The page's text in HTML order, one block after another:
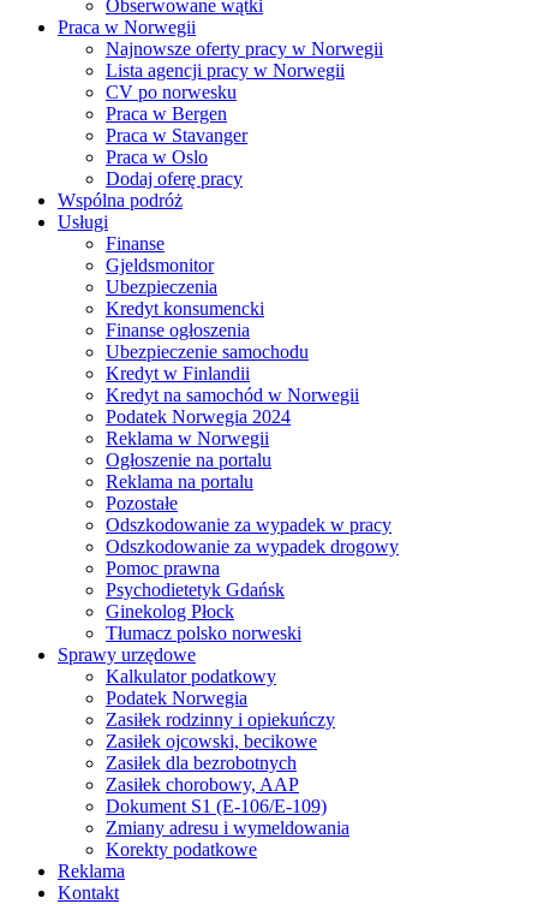
Obserwowane wątki
Praca w Norwegii
Najnowsze oferty pracy w Norwegii
Lista agencji pracy w Norwegii
CV po norwesku
Praca w Bergen
Praca w Stavanger
Praca w Oslo
Dodaj oferę pracy
Wspólna podróż
Usługi
Finanse
Gjeldsmonitor
Ubezpieczenia
Kredyt konsumencki
Finanse ogłoszenia
Ubezpieczenie samochodu
Kredyt w Finlandii
Kredyt na samochód w Norwegii
Podatek Norwegia 2024
Reklama w Norwegii
Ogłoszenie na portalu
Reklama na portalu
Pozostałe
Odszkodowanie za wypadek w pracy
Odszkodowanie za wypadek drogowy
Pomoc prawna
Psychodietetyk Gdańsk
Ginekolog Płock
Tłumacz polsko norweski
Sprawy urzędowe
Kalkulator podatkowy
Podatek Norwegia
Zasiłek rodzinny i opiekuńczy
Zasiłek ojcowski, becikowe
Zasiłek dla bezrobotnych
Zasiłek chorobowy, AAP
Dokument S1 (E-106/E-109)
Zmiany adresu i wymeldowania
Korekty podatkowe
Reklama
Kontakt